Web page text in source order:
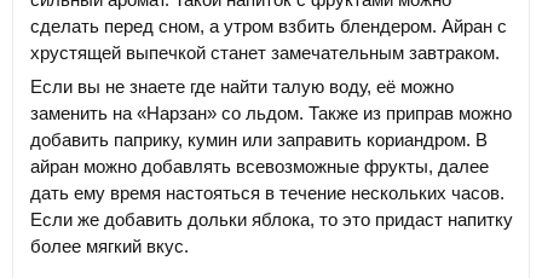
сделать перед сном, а утром взбить блендером. Айран с
хрустящей выпечкой станет замечательным завтраком.
Если вы не знаете где найти талую воду, её можно
заменить на «Нарзан» со льдом. Также из приправ можно
добавить паприку, кумин или заправить кориандром. В
айран можно добавлять всевозможные фрукты, далее
дать ему время настояться в течение нескольких часов.
Если же добавить дольки яблока, то это придаст напитку
более мягкий вкус.